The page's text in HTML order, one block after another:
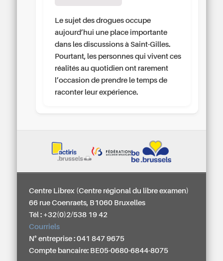
Le sujet des drogues occupe
aujourd’hui une place importante
dans les discussions à Saint-Gilles.
Pourtant, les personnes qui vivent ces
réalités au quotidien ont rarement
l’occasion de prendre le temps de
raconter leur expérience.
Centre Librex (Centre régional du libre examen)
66 rue Coenraets, B1060 Bruxelles
Tél : +32(0)2/538 19 42
Courriels
N° entreprise : 041 847 9675
Compte bancaire: BE05-0680-6844-8075